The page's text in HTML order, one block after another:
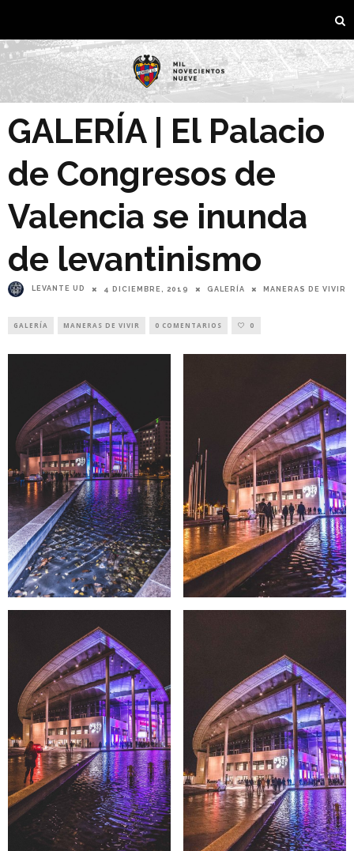
GALERÍA | El Palacio
de Congresos de
Valencia se inunda
de levantinismo
LEVANTE UD 4 DICIEMBRE, 2019 GALERÍA MANERAS DE VIVIR
GALERÍA MANERAS DE VIVIR 0 COMENTARIOS 0